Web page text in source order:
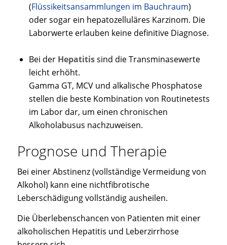
(Flüssikeitsansammlungen im Bauchraum)
oder sogar ein hepatozelluläres Karzinom. Die
Laborwerte erlauben keine definitive Diagnose.
Bei der Hepatitissind die Transminasewerte
leicht erhöht.
Gamma GT, MCV und alkalische Phosphatose
stellen die beste Kombination von Routinetests
im Labor dar, um einen chronischen
Alkoholabusus nachzuweisen.
Prognose und Therapie
Bei einer Abstinenz (vollständige Vermeidung von
Alkohol) kann eine nichtfibrotische
Leberschädigung vollständig ausheilen.
Die Überlebenschancen von Patienten mit einer
alkoholischen Hepatitis und Leberzirrhose